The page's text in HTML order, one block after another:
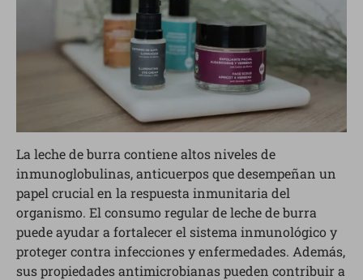
La leche de burra contiene altos niveles de
inmunoglobulinas, anticuerpos que desempeñan un
papel crucial en la respuesta inmunitaria del
organismo. El consumo regular de leche de burra
puede ayudar a fortalecer el sistema inmunológico y
proteger contra infecciones y enfermedades. Además,
sus propiedades antimicrobianas pueden contribuir a